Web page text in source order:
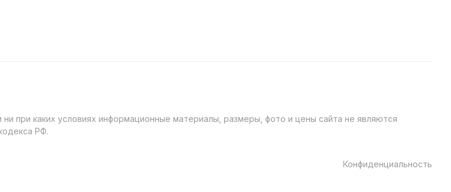
при каких условиях информационные материалы, размеры, фото и цены сайта не являются
РФ.
Конфиденциальность